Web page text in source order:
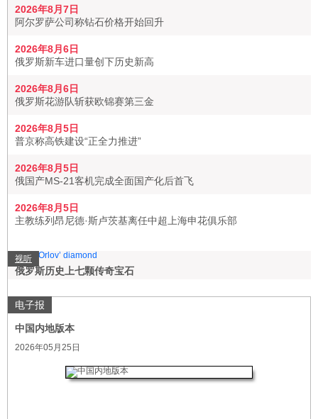
2026年8月7日
阿尔罗萨公司称钻石价格开始回升
2026年8月6日
俄罗斯新车进口量创下历史新高
2026年8月6日
俄罗斯花游队斩获欧锦赛第三金
2026年8月5日
普京称高铁建设“正全力推进”
2026年8月5日
俄国产MS-21客机完成全面国产化后首飞
2026年8月5日
主教练列昂尼德·斯卢茨基离任中超上海申花俱乐部
视听
俄罗斯历史上七颗传奇宝石
电子报
中国内地版本
2026年05月25日